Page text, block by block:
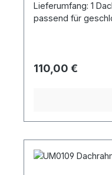
Lieferumfang: 1
passend für
Regulärer Preis:
110,00 €